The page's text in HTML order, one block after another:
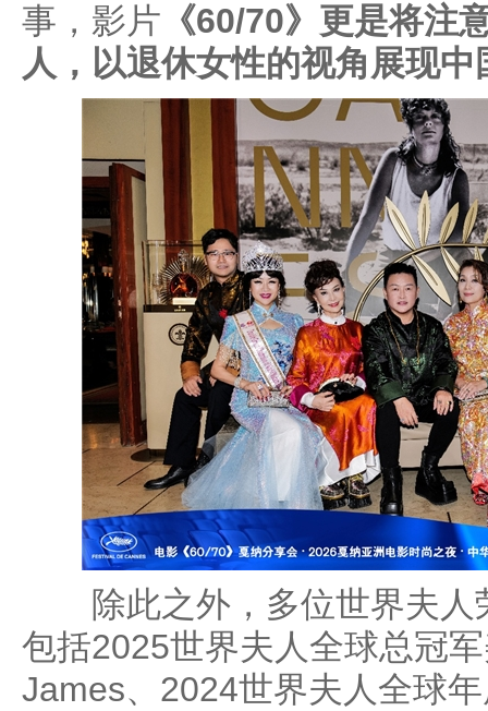
事，影片 《60/70》 更是将注
人，以退休女性的视角展现
除此之外，多位世界夫人
包括2025世界夫人全球总冠
James、2024世界夫人全球